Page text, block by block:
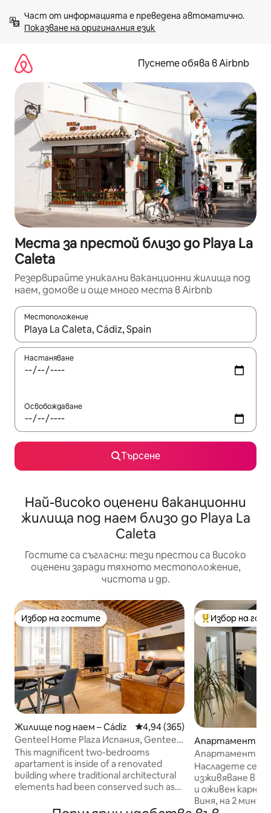
към
съдържанието
Показване на оригиналния език
Пуснете обява в Airbnb
Места за престой близо до Playa La
Caleta
Резервирайте уникални ваканционни жилища под
наем, домове и още много места в Airbnb
Местоположение
Когато резултатите се покажат, използвайте
Настаняване
Освобождаване
Търсене
Най-високо оценени ваканционни
жилища под наем близо до Playa La
Caleta
Гостите са съгласни: тези престои са високо
оценени заради тяхното местоположение,
чистота и др.
Избор на гостите
Избор на гостите
Жилище под наем – Cádiz Средна оценка: 4,94 от 5,
4,94 (365)
Genteel Home Plaza Испания, Genteel
Home Plaz...
This magnificent two-bedrooms
apartament is inside of a renovated
building where traditional architectural
elements had been conserved such as
ceiling and "ostionera" stones, typical
Най-популярен
Избор на
Апартамент –
Апартамент Ла
Насладете се на
изживяване в
и оживен
Виня, на 2